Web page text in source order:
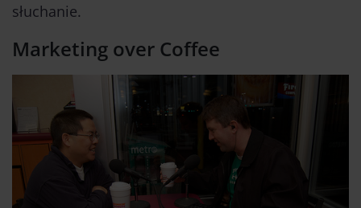
słuchanie.
Marketing over Coffee